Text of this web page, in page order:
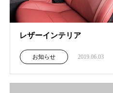
レザーインテリア
お知らせ 2019.06.03